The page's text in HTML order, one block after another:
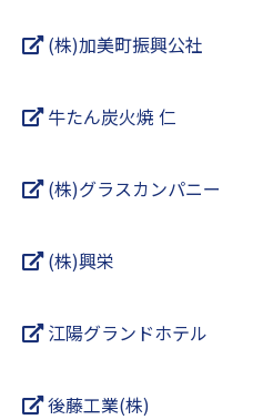
(株)加美町振興公社
牛たん炭火焼 仁
(株)グラスカンパニー
(株)興栄
江陽グランドホテル
後藤工業(株)